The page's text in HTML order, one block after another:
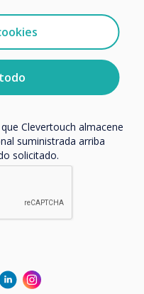
centralizada y
aerolíneas líderes
CleverLive e
en
más información sobre
de privacidad y
y respetar tu
Clevertouch almacene
suministrada arriba
solicitado.